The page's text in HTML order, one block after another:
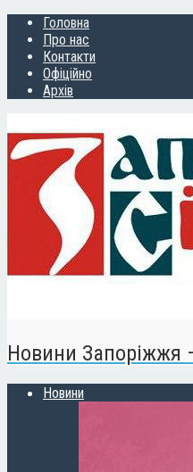
Головна
Про нас
Контакти
Офіційно
Архів
Новини Запоріжжя
Новини